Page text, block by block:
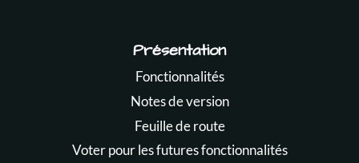
Présentation
Fonctionnalités
Notes de version
Feuille de route
Voter pour les futures fonctionnalités